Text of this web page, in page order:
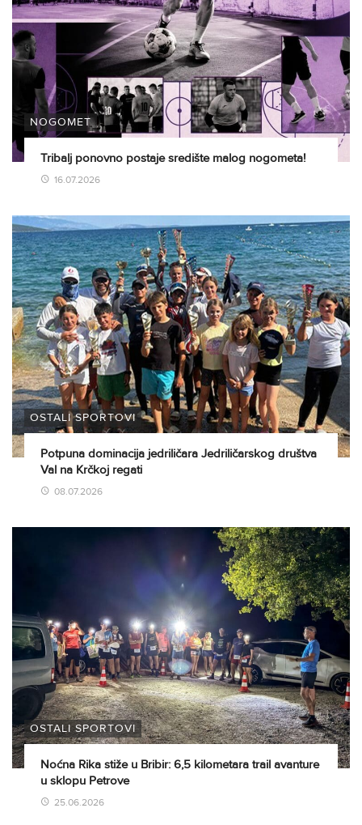
NOGOMET
Tribalj ponovno postaje središte malog nogometa!
16.07.2026
OSTALI SPORTOVI
Potpuna dominacija jedriličara Jedriličarskog društva
Val na Krčkoj regati
08.07.2026
OSTALI SPORTOVI
Noćna Rika stiže u Bribir: 6,5 kilometara trail avanture
u sklopu Petrove
25.06.2026